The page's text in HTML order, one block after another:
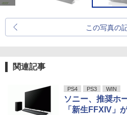
この写真の
関連記事
PS4 PS3 WIN
ソニー、推奨ホ
「新生FFXIV」